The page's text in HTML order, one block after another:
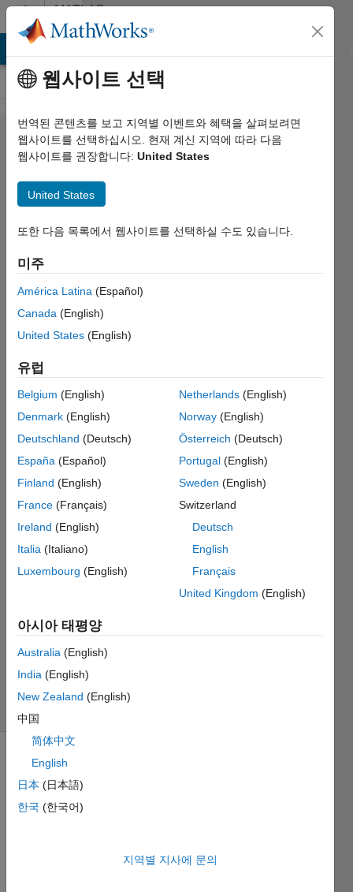
콘텐츠로 바로 가기
MATLAB
Answers
kinematic
constraints
cannot be
maintained.
Check solver
type and
consistency
tolerance in
the Simscape
Configuration
block and
Model
Configuration
Parameters.
Kinematic
Singularity
Hassan
Jardali
0 답변
업데이트
시간: 2021
5월 3
조회 수:
웹사이트 선택
번역된 콘텐츠를 보고 지역별 이벤트와 혜택을 살펴보려면
웹사이트를 선택하십시오. 현재 계신 지역에 따라 다음
웹사이트를 권장합니다: United States
United States
또한 다음 목록에서 웹사이트를 선택하실 수도 있습니다.
미주
América Latina (Español)
Canada (English)
United States (English)
유럽
Belgium (English)
Denmark (English)
Deutschland (Deutsch)
España (Español)
Finland (English)
France (Français)
Ireland (English)
Italia (Italiano)
Luxembourg (English)
Netherlands(English)
Norway(English)
Österreich (Deutsch)
Portugal(English)
Sweden (English)
Switzerland
Deutsch
English
Français
United Kingdom (English)
아시아 태평양
Australia (English)
India (English)
New Zealand (English)
中国
简体中文
English
日本 (日本語)
한국 (한국어)
지역별 지사에 문의